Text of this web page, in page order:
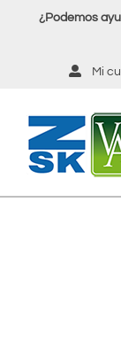
¿Podemos
Mi